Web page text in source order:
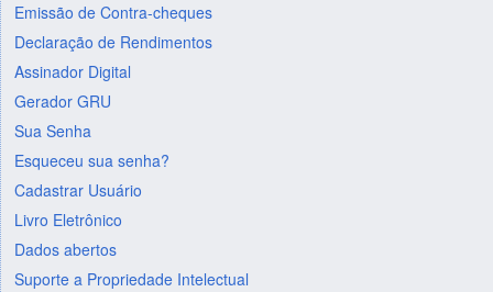
Emissão de Contra-cheques
Declaração de Rendimentos
Assinador Digital
Gerador GRU
Sua Senha
Esqueceu sua senha?
Cadastrar Usuário
Livro Eletrônico
Dados abertos
Suporte a Propriedade Intelectual